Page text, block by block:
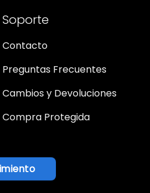
Soporte
Contacto
Preguntas Frecuentes
Cambios y Devoluciones
Compra Protegida